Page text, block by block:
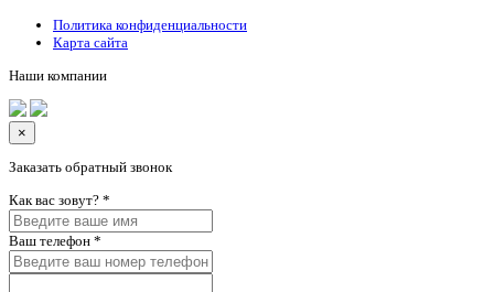
Политика конфиденциальности
Карта сайта
Наши компании
×
Заказать обратный звонок
Как вас зовут? *
Ваш телефон *